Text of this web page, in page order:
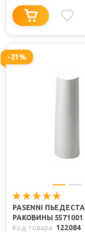
-21%
PASENNI
РАКОВИНЫ 5571001
Код товара
122084